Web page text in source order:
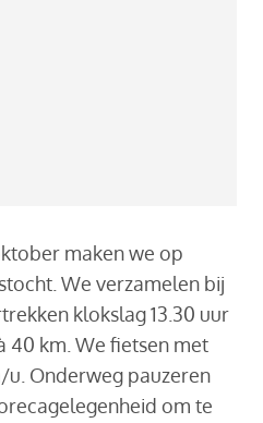
maken we op
We verzamelen bij
klokslag 13.30 uur
40 km. We fietsen met
u. Onderweg pauzeren
om te